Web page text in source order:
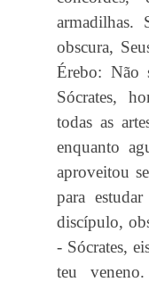
armadilhas.
obscura,
Érebo: Não
Sócrates,
todas as
enquanto
aproveitou
para
discípulo,
- Sócrates,
teu